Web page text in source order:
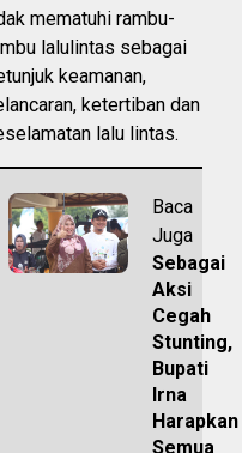
mematuhi rambu-
lalulintas sebagai
keamanan,
ketertiban dan
lalu lintas.
Baca
Juga
Sebagai
Aksi
Cegah
Stunting,
Bupati
Irna
Harapkan
Semua